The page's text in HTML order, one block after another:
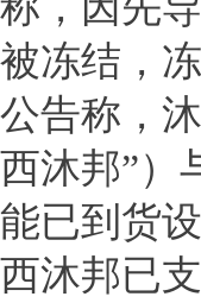
被冻结，
公告称，
西沐邦”）
能已到货
西沐邦已